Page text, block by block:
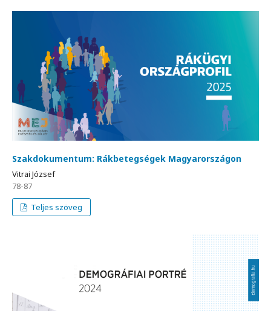
Szakdokumentum: Rákbetegségek Magyarországon
Vitrai József
78-87
Teljes szöveg